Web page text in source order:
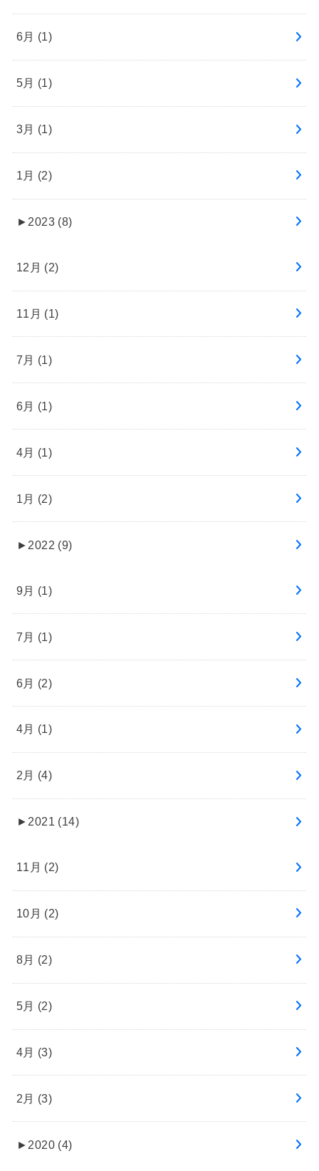
6月 (1)
5月 (1)
3月 (1)
1月 (2)
► 2023 (8)
12月 (2)
11月 (1)
7月 (1)
6月 (1)
4月 (1)
1月 (2)
► 2022 (9)
9月 (1)
7月 (1)
6月 (2)
4月 (1)
2月 (4)
► 2021 (14)
11月 (2)
10月 (2)
8月 (2)
5月 (2)
4月 (3)
2月 (3)
► 2020 (4)